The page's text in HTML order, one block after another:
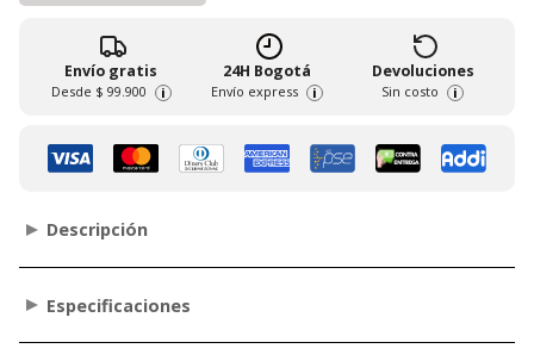
Envío gratis
Desde $ 99.900 i
24H Bogotá
Envío express i
Devoluciones
Sin costo i
Descripción
Especificaciones